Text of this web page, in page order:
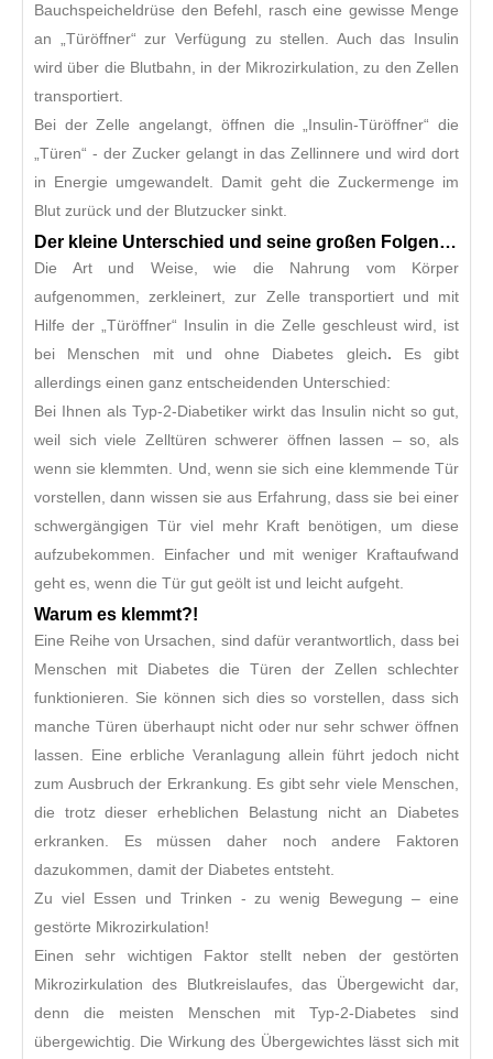
Bauchspeicheldrüse den Befehl, rasch eine gewisse Menge
an „Türöffner“ zur Verfügung zu stellen. Auch das Insulin
wird über die Blutbahn, in der Mikrozirkulation, zu den Zellen
transportiert.
Bei der Zelle angelangt, öffnen die „Insulin-Türöffner“ die
„Türen“ - der Zucker gelangt in das Zellinnere und wird dort
in Energie umgewandelt. Damit geht die Zuckermenge im
Blut zurück und der Blutzucker sinkt.
Der kleine Unterschied und seine großen Folgen…
Die Art und Weise, wie die Nahrung vom Körper
aufgenommen, zerkleinert, zur Zelle transportiert und mit
Hilfe der „Türöffner“ Insulin in die Zelle geschleust wird, ist
bei Menschen mit und ohne Diabetes gleich. Es gibt
allerdings einen ganz entscheidenden Unterschied:
Bei Ihnen als Typ-2-Diabetiker wirkt das Insulin nicht so gut,
weil sich viele Zelltüren schwerer öffnen lassen – so, als
wenn sie klemmten. Und, wenn sie sich eine klemmende Tür
vorstellen, dann wissen sie aus Erfahrung, dass sie bei einer
schwergängigen Tür viel mehr Kraft benötigen, um diese
aufzubekommen. Einfacher und mit weniger Kraftaufwand
geht es, wenn die Tür gut geölt ist und leicht aufgeht.
Warum es klemmt?!
Eine Reihe von Ursachen, sind dafür verantwortlich, dass bei
Menschen mit Diabetes die Türen der Zellen schlechter
funktionieren. Sie können sich dies so vorstellen, dass sich
manche Türen überhaupt nicht oder nur sehr schwer öffnen
lassen. Eine erbliche Veranlagung allein führt jedoch nicht
zum Ausbruch der Erkrankung. Es gibt sehr viele Menschen,
die trotz dieser erheblichen Belastung nicht an Diabetes
erkranken. Es müssen daher noch andere Faktoren
dazukommen, damit der Diabetes entsteht.
Zu viel Essen und Trinken - zu wenig Bewegung – eine
gestörte Mikrozirkulation!
Einen sehr wichtigen Faktor stellt neben der gestörten
Mikrozirkulation des Blutkreislaufes, das Übergewicht dar,
denn die meisten Menschen mit Typ-2-Diabetes sind
übergewichtig. Die Wirkung des Übergewichtes lässt sich mit